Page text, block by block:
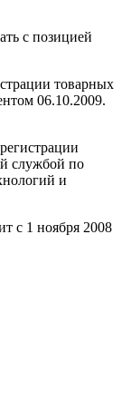
с позицией
товарных
06.10.2009.
службой по
и
с 1 ноября 2008